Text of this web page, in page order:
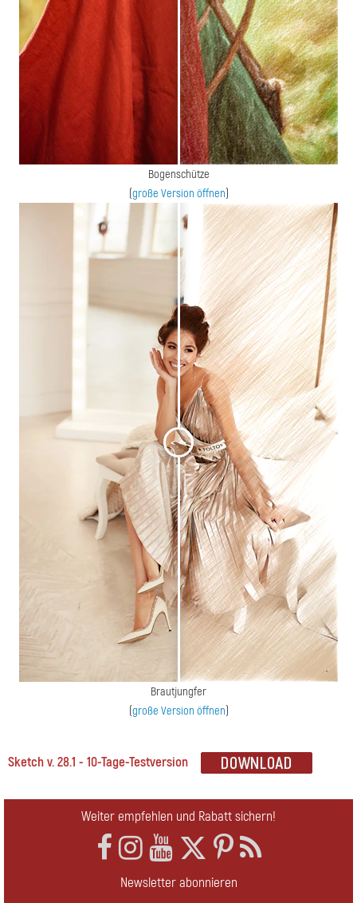
Bogenschütze
(große Version öffnen)
< >
Brautjungfer
(große Version öffnen)
Sketch v. 28.1 - 10-Tage-Testversion
Weiter empfehlen und Rabatt sichern!
Newsletter abonnieren